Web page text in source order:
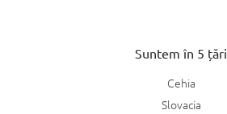
Suntem în 5 țări
Cehia
Slovacia